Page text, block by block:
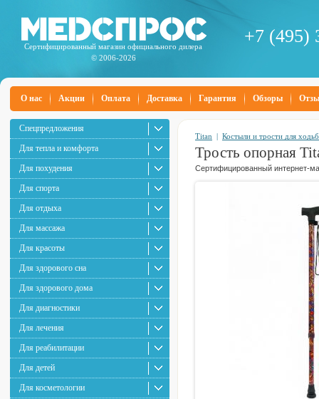
Сертифицированный магазин официального дилера
© 2006-2026
+7 (495)
О нас Акции Оплата Доставка Гарантия Обзоры
Спецпредложения
Для тепла и комфорта
Для похудения
Для спорта
Для отдыха
Для массажа
Для красоты
Для здорового сна
Для здорового дома
Для диагностики
Для лечения
Для реабилитации
Для детей
Для косметологии
Titan | Костыли и трости для
Трость опорная
Сертифицированный интернет-